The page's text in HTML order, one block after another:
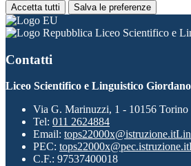
Accetta tutti Salva le preferenze
Liceo Scientifico e
Contatti
Liceo Scientifico e Linguistico
Via G. Marinuzzi, 1 - 10156 Torino
Tel: 011 2624884
Email: tops22000x@istruzione.it
PEC: tops22000x@pec.istruzione.it
C.F.: 97537400018